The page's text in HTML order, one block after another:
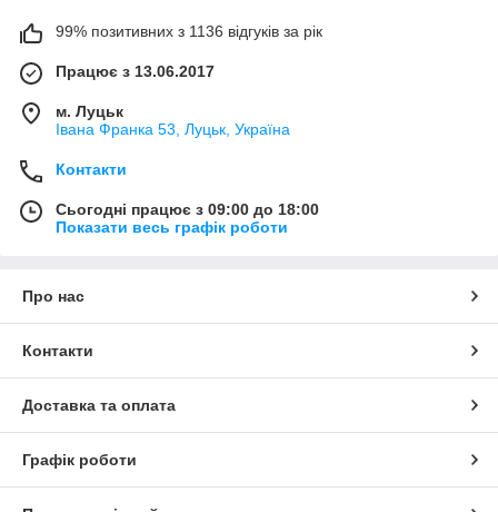
99% позитивних з 1136 відгуків за рік
Працює з 13.06.2017
м. Луцьк
Івана Франка 53, Луцьк, Україна
Контакти
Сьогодні працює з 09:00 до 18:00
Показати весь графік роботи
Про нас
Контакти
Доставка та оплата
Графік роботи